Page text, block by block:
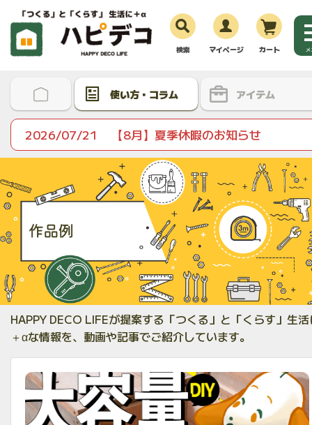
検索 マイページ カート メ
使い方・コラム アイテム
2026/07/21 【8月】夏季休暇のお知らせ
HAPPY DECO LIFEが提案する「つくる」と「くらす」生
＋αな情報を、動画や記事でご紹介しています。